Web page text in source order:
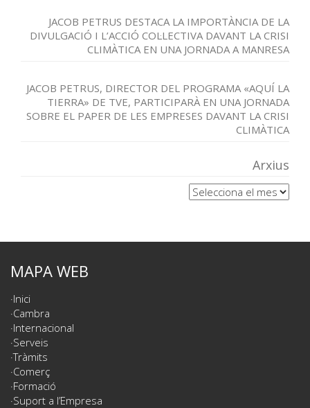
JACOB PETRUS DESTACA LA IMPORTÀNCIA DE LA
DIVULGACIÓ I L’ACCIÓ COL·LECTIVA DAVANT LA CRISI
CLIMÀTICA EN UNA JORNADA A MANRESA
JACOB PETRUS, DIRECTOR DEL PROGRAMA «AQUÍ LA
TIERRA» DE TVE, PARTICIPARÀ EN UNA JORNADA
SOBRE EL PAPER DE LES EMPRESES DAVANT LA CRISI
CLIMÀTICA
Arxius
Arxius
MAPA WEB
Inici
Cambra
Internacional
Serveis
Tràmits
Comerç
Formació
Suport a l’Empresa